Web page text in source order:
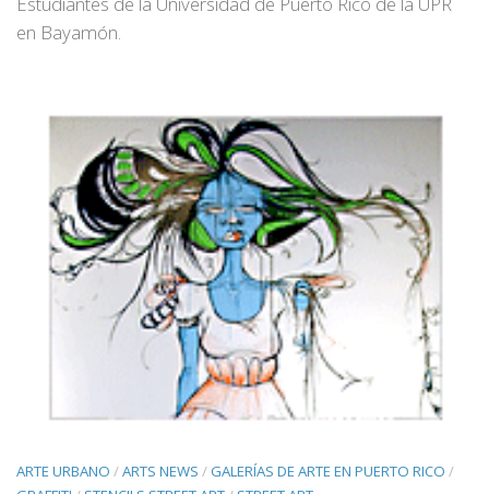
en Bayamón.
ARTE URBANO /ARTS NEWS / GALERÍAS DE ARTE EN PUERTO RICO /